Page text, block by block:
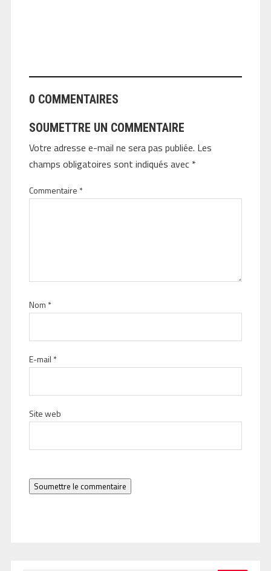
0 COMMENTAIRES
SOUMETTRE UN COMMENTAIRE
Votre adresse e-mail ne sera pas publiée. Les
champs obligatoires sont indiqués avec *
Commentaire *
Nom *
E-mail *
Site web
Soumettre le commentaire